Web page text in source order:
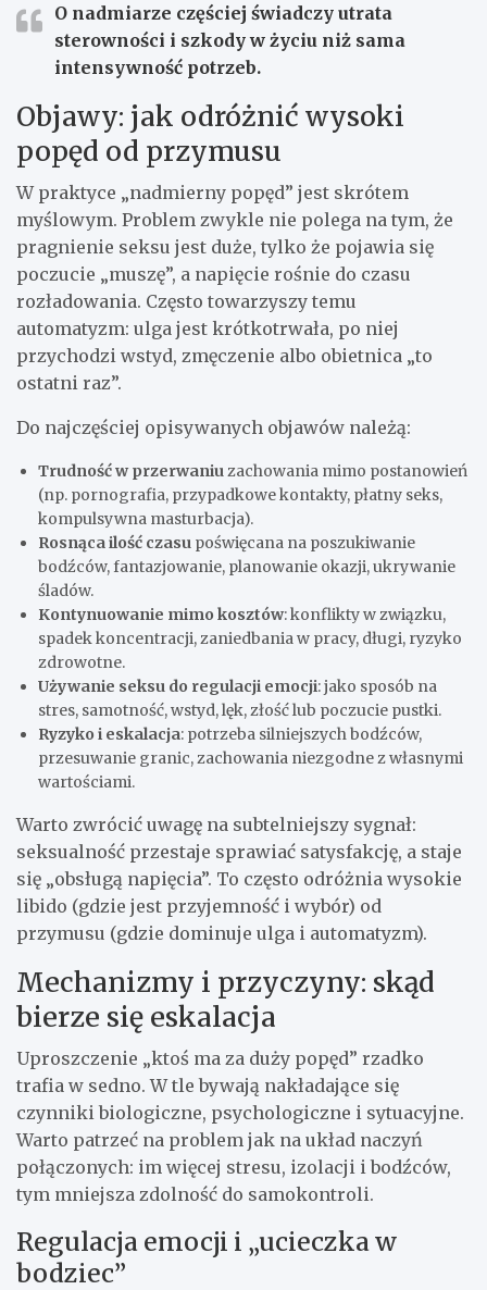
O nadmiarze częściej świadczy utrata
sterowności i szkody w życiu niż sama
intensywność potrzeb.
Objawy: jak odróżnić wysoki
popęd od przymusu
W praktyce „nadmierny popęd” jest skrótem
myślowym. Problem zwykle nie polega na tym, że
pragnienie seksu jest duże, tylko że pojawia się
poczucie „muszę”, a napięcie rośnie do czasu
rozładowania. Często towarzyszy temu
automatyzm: ulga jest krótkotrwała, po niej
przychodzi wstyd, zmęczenie albo obietnica „to
ostatni raz”.
Do najczęściej opisywanych objawów należą:
Trudność w przerwaniuzachowania mimo postanowień
(np. pornografia, przypadkowe kontakty, płatny seks,
kompulsywna masturbacja).
Rosnąca ilość czasu poświęcana na poszukiwanie
bodźców, fantazjowanie, planowanie okazji, ukrywanie
śladów.
Kontynuowanie mimo kosztów: konflikty w związku,
spadek koncentracji, zaniedbania w pracy, długi, ryzyko
zdrowotne.
Używanie seksu do regulacji emocji: jako sposób na
stres, samotność, wstyd, lęk, złość lub poczucie pustki.
Ryzyko i eskalacja: potrzeba silniejszych bodźców,
przesuwanie granic, zachowania niezgodne z własnymi
wartościami.
Warto zwrócić uwagę na subtelniejszy sygnał:
seksualność przestaje sprawiać satysfakcję, a staje
się „obsługą napięcia”. To często odróżnia wysokie
libido (gdzie jest przyjemność i wybór) od
przymusu (gdzie dominuje ulga i automatyzm).
Mechanizmy i przyczyny: skąd
bierze się eskalacja
Uproszczenie „ktoś ma za duży popęd” rzadko
trafia w sedno. W tle bywają nakładające się
czynniki biologiczne, psychologiczne i sytuacyjne.
Warto patrzeć na problem jak na układ naczyń
połączonych: im więcej stresu, izolacji i bodźców,
tym mniejsza zdolność do samokontroli.
Regulacja emocji i „ucieczka w
bodziec”